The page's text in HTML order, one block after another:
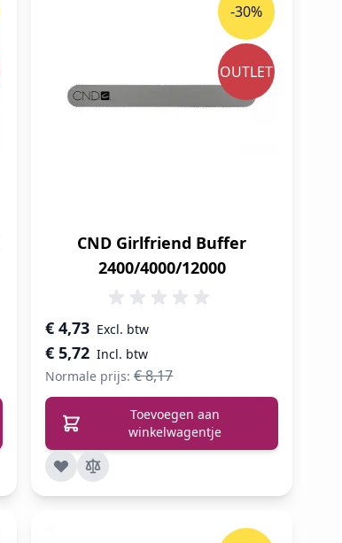
CND Girlfriend Buffer
2400/4000/12000
Speciale prijs
€ 5,72
€ 4,73
Normale prijs: € 8,17
-30%
OUTLET
Toevoegen aan
winkelwagentje